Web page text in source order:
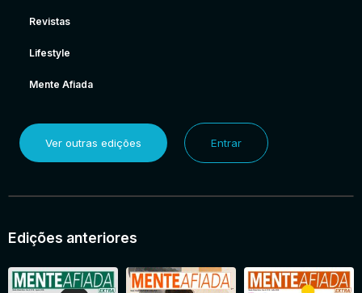
Revistas
Lifestyle
Mente Afiada
Ver outras edições Entrar
Edições anteriores